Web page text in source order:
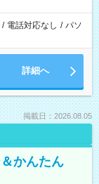
/ 電話対応なし / パソ
詳細へ
掲載日：2026.08.05
かんたん